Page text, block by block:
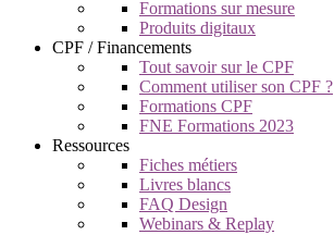
Formations sur mesure
Produits digitaux
CPF / Financements
Tout savoir sur le CPF
Comment utiliser son CPF ?
Formations CPF
FNE Formations 2023
Ressources
Fiches métiers
Livres blancs
FAQ Design
Webinars & Replay